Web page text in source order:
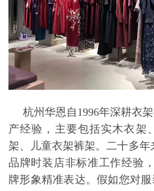
杭州华恩自 1996年深耕衣
产经验，主要包括实木衣架
架、儿童衣架裤架。二十多年
品牌时装店非标准工作经验
牌形象精准表达。假如您对